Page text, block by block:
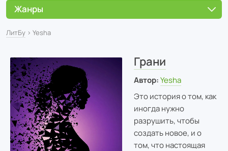
ЛитБу › Yesha
Грани
Автор: Yesha
Это история о том, как
иногда нужно
разрушить, чтобы
создать новое, и о
том, что настоящая
Жанры